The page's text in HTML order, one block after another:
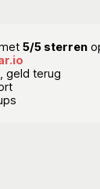
5/5 sterren
geld terug